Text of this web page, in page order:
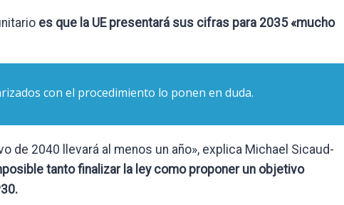
es que la UE presentará sus cifras para 2035 «mucho
con el procedimiento lo ponen en duda.
de 2040 llevará al menos un año», explica Michael Sicaud-
tanto finalizar la ley como proponer un objetivo